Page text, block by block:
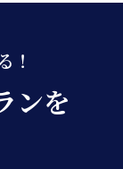
！
ンを